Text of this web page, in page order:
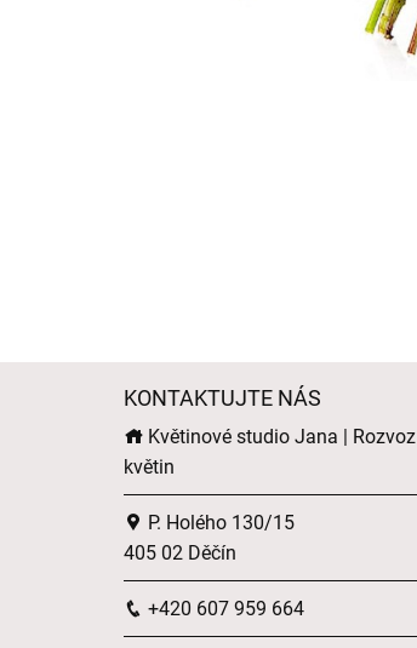
KONTAKTUJTE NÁS
Květinové studio Jana | Rozvoz
květin
P. Holého 130/15
405 02 Děčín
+420 607 959 664